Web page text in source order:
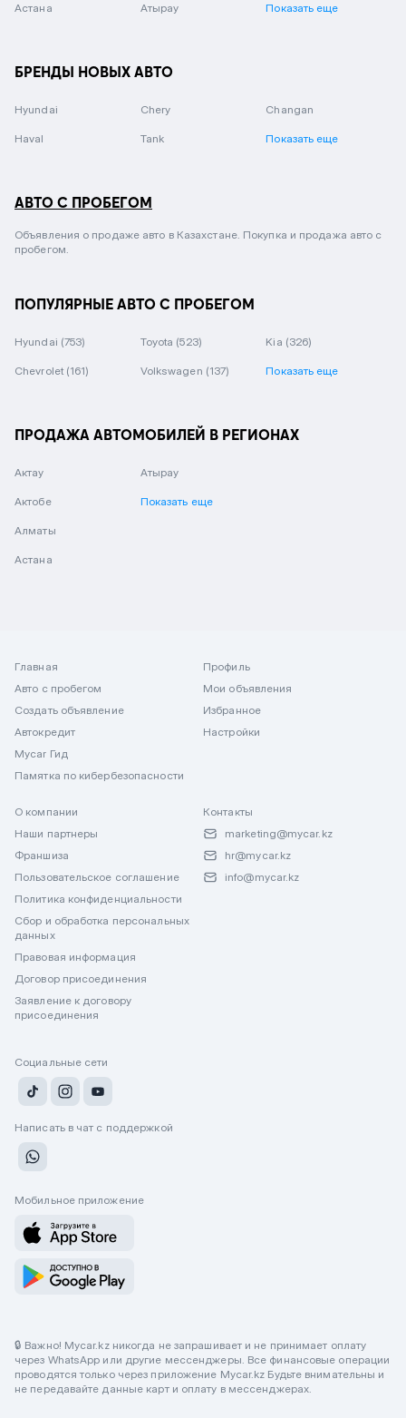
Астана Атырау Показать еще
БРЕНДЫ НОВЫХ АВТО
Hyundai Chery Changan
Haval Tank Показать еще
АВТО С ПРОБЕГОМ
Объявления о продаже авто в Казахстане. Покупка и продажа авто с
пробегом.
ПОПУЛЯРНЫЕ АВТО С ПРОБЕГОМ
Hyundai (753) Toyota (523) Kia (326)
Chevrolet (161) Volkswagen (137) Показать еще
ПРОДАЖА АВТОМОБИЛЕЙ В РЕГИОНАХ
Актау
Актобе
Алматы
Астана
Атырау
Показать еще
Главная
Авто с пробегом
Создать объявление
Автокредит
Mycar Гид
Памятка по кибербезопасности
Профиль
Мои объявления
Избранное
Настройки
О компании
Наши партнеры
Франшиза
Пользовательское соглашение
Политика конфиденциальности
Сбор и обработка персональных
данных
Правовая информация
Договор присоединения
Заявление к договору
присоединения
Контакты
marketing@mycar.kz
hr@mycar.kz
info@mycar.kz
Социальные сети
Написать в чат с поддержкой
Мобильное приложение
🔒 Важно! Mycar.kz никогда не запрашивает и не принимает оплату
через WhatsApp или другие мессенджеры. Все финансовые операции
проводятся только через приложение Mycar.kz Будьте внимательны и
не передавайте данные карт и оплату в мессенджерах.